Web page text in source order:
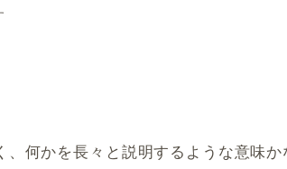
何かを長々と説明するような意味か